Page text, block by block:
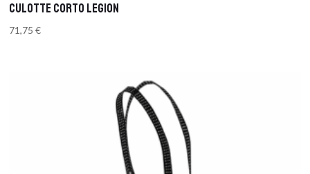
CULOTTE CORTO LEGION
71,75€